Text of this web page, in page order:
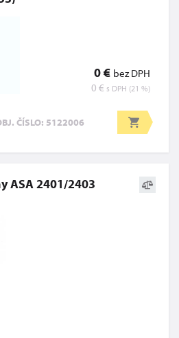
0 € bez DPH
0 € s DPH (21 %)
ČÍSLO: 5122006
ASA 2401/2403